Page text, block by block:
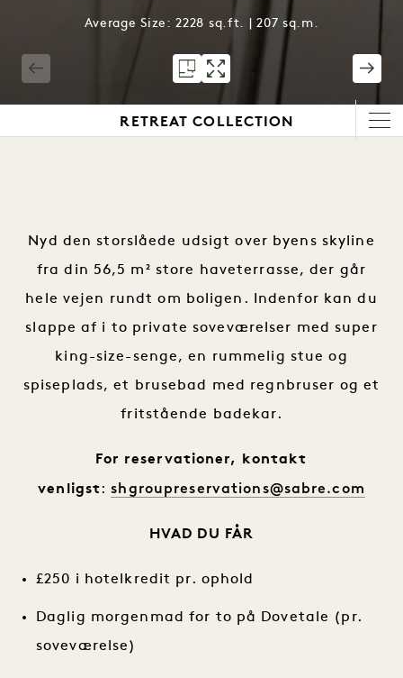
Average Size: 2228 sq.ft. | 207 sq.m.
RETREAT COLLECTION
Nyd den storslåede udsigt over byens skyline
fra din 56,5 m² store haveterrasse, der går
hele vejen rundt om boligen. Indenfor kan du
slappe af i to private soveværelser med super
king-size-senge, en rummelig stue og
spiseplads, et brusebad med regnbruser og et
fritstående badekar.
For reservationer, kontakt
venligst:shgroupreservations@sabre.com
HVAD DU FÅR
£250 i hotelkredit pr. ophold
Daglig morgenmad for to på Dovetale (pr.
soveværelse)